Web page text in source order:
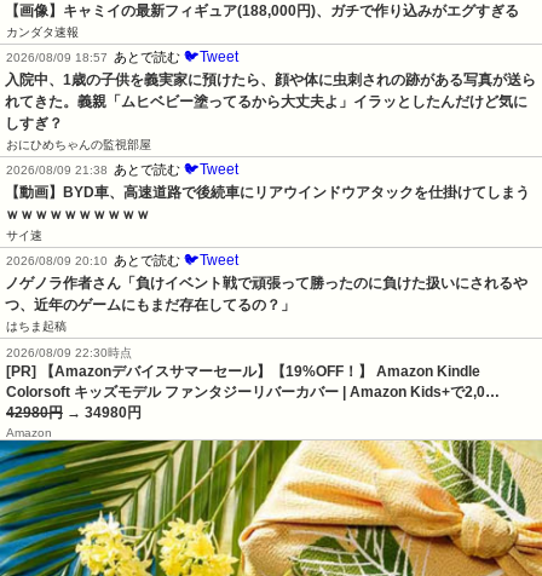
【画像】キャミイの最新フィギュア(188,000円)、ガチで作り込みがエグすぎる
カンダタ速報
2026/08/09 18:57
あとで読む 🐦Tweet
入院中、1歳の子供を義実家に預けたら、顔や体に虫刺されの跡がある写真が送ら
れてきた。義親「ムヒベビー塗ってるから大丈夫よ」イラッとしたんだけど気に
しすぎ？
おにひめちゃんの監視部屋
2026/08/09 21:38
あとで読む 🐦Tweet
【動画】BYD車、高速道路で後続車にリアウインドウアタックを仕掛けてしまう
ｗｗｗｗｗｗｗｗｗｗ
サイ速
2026/08/09 20:10
あとで読む 🐦Tweet
ノゲノラ作者さん「負けイベント戦で頑張って勝ったのに負けた扱いにされるや
つ、近年のゲームにもまだ存在してるの？」
はちま起稿
2026/08/09 22:30時点
[PR] 【Amazonデバイスサマーセール】【19%OFF！】 Amazon Kindle
Colorsoft キッズモデル ファンタジーリバーカバー | Amazon Kids+で2,0…
42980円 → 34980円
Amazon